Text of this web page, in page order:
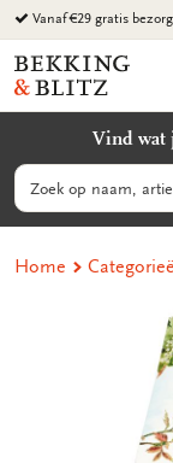
Ga
naar
content
Vanaf €29 gratis
Bekking
&
B.V.
Vind wat
Zoeken
Home